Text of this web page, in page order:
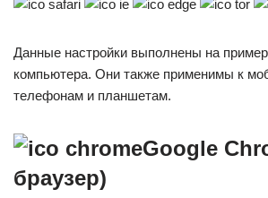
Данные настройки выполнены на
компьютера. Они также применимы к
телефонам и планшетам.
Google
браузер)